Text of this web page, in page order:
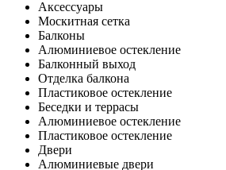
Аксессуары
Москитная сетка
Балконы
Алюминиевое остекление
Балконный выход
Отделка балкона
Пластиковое остекление
Беседки и террасы
Алюминиевое остекление
Пластиковое остекление
Двери
Алюминиевые двери